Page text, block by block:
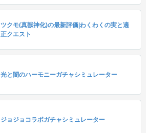
ツクモ(真獣神化)の最新評価|わくわくの実と適
正クエスト
光と闇のハーモニーガチャシミュレーター
ジョジョコラボガチャシミュレーター